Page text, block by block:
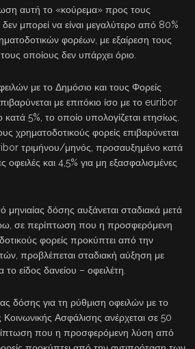
αυτή το «κούρεμα» προς τους
μπορεί να είναι μεγαλύτερο από 80%
φορέων, με εξαίρεση τους
οποίους δεν υπάρχει όριο.
με το Δημόσιο και τους Φορείς
με επιτόκιο ίσο με το euribor
5%, το οποίο υπολογίζεται ετησίως.
χρηματοδοτικούς φορείς επιβαρύνεται
τριμήνου/μηνός, προσαυξημένο κατά
οφειλές και 4,5% για μη εξασφαλισμένες
μηνιαίας δόσης αυξάνεται σταδιακά μετά
σε περίπτωση που η προσφερόμενη
φορείς προκύπτει από την
προβλέπεται σταδιακή αύξηση με
είδος δανείου – οφειλέτη.
δόσης για τη ρύθμιση οφειλών με το
Ασφάλισης ανέρχεται σε 50
που η προσφερόμενη λύση από